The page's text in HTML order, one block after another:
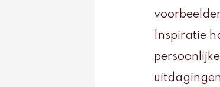
Inspiratie